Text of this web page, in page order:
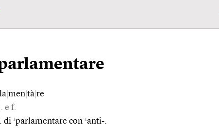
la men tà re
e f.
di 1parlamentare con 1anti-.